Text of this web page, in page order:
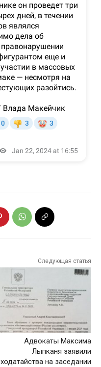
Следующая статья
Адвокаты Максима
Лыпканя заявили
ходатайства на заседании